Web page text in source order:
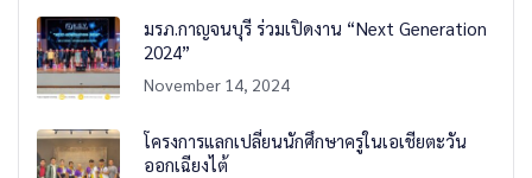
มรภ.กาญจนบุรี ร่วมเปิดงาน “Next Generation
2024”
November 14, 2024
โครงการแลกเปลี่ยนนักศึกษาครูในเอเชียตะวัน
ออกเฉียงไต้